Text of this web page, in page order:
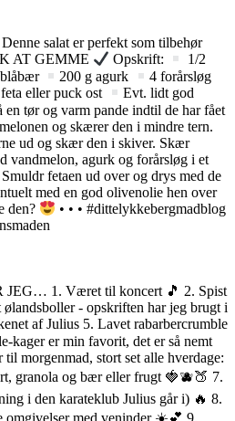
Denne salat er perfekt som tilbehør
AT GEMME Opskrift:
1/2
200 g agurk
4 forårsløg
eller puck ost
Evt. lidt god
tør og varm pande indtil de har fået
og skærer den i mindre tern.
ud og skær den i skiver. Skær
vandmelon, agurk og forårsløg i et
fetaen ud over og drys med de
med en god olivenolie hen over
den?
• • • #dittelykkebergmadblog